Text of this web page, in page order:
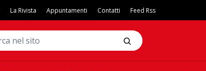
La Rivista Appuntamenti Contatti Feed Rss